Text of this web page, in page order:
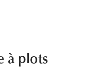
à plots